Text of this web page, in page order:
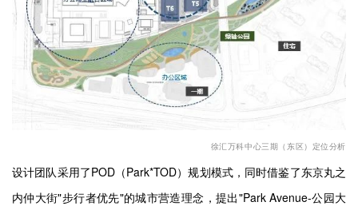
徐汇万科中心三期（东区）定位分析
设计团队采用了POD（Park*TOD）规划模式，同时借鉴了东京丸之
内仲大街"步行者优先"的城市营造理念，提出"Park Avenue-公园大